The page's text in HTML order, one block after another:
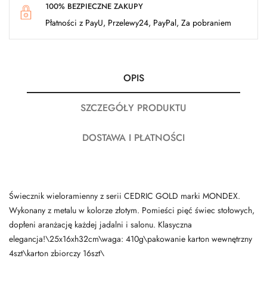
100% BEZPIECZNE ZAKUPY
Płatności z PayU, Przelewy24, PayPal, Za pobraniem
OPIS
SZCZEGÓŁY PRODUKTU
DOSTAWA I PŁATNOŚCI
Świecznik wieloramienny z serii CEDRIC GOLD marki MONDEX.
Wykonany z metalu w kolorze złotym. Pomieści pięć świec stołowych,
dopłeni aranżację każdej jadalni i salonu. Klasyczna
elegancja!\25x16xh32cm\waga: 410g\pakowanie karton wewnętrzny
4szt\karton zbiorczy 16szt\